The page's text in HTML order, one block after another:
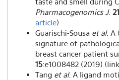
Pharmacogenomics J. 21
article)
Guarischi-Sousa et al. A
signature of
breast cancer patient
15:e1008482 (2019)
Tang et al. A ligand